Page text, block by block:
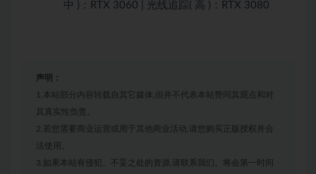
中 )：RTX 3060 | 光线追踪( 高 )：RTX 3080
声明：
1.本站部分内容转载自其它媒体,但并不代表本站赞同其观点和对
其真实性负责。
2.若您需要商业运营或用于其他商业活动,请您购买正版授权并合
法使用。
3.如果本站有侵犯、不妥之处的资源,请联系我们。将会第一时间